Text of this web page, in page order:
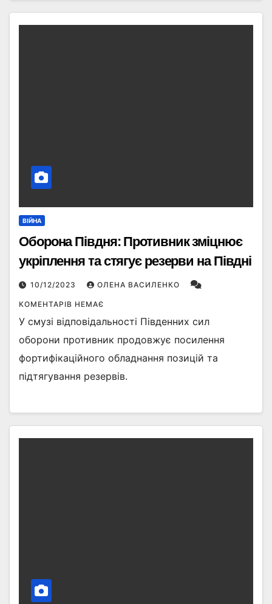
ВІЙНА
Оборона Півдня: Противник зміцнює
укріплення та стягує резерви на Півдні
10/12/2023 ОЛЕНА ВАСИЛЕНКО
КОМЕНТАРІВ НЕМАЄ
У смузі відповідальності Південних сил
оборони противник продовжує посилення
фортифікаційного обладнання позицій та
підтягування резервів.